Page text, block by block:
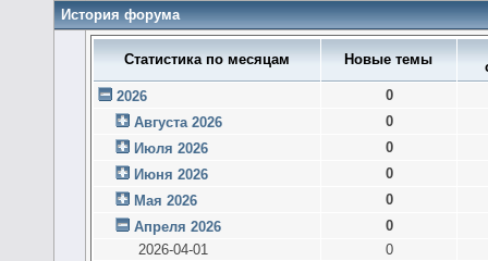
История форума
Статистика по месяцам Новые темы
2026
0
Августа 2026
0
Июля 2026
0
Июня 2026
0
Мая 2026
0
Апреля 2026
0
2026-04-01
0